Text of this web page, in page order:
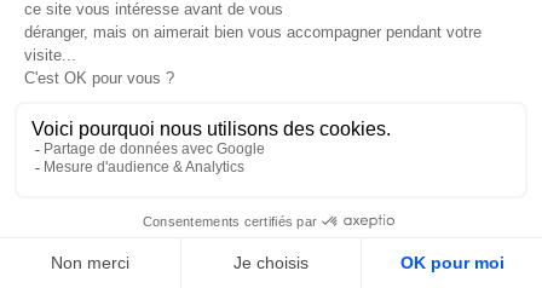
simulation dans les
formations médicales?
dans les formations médicales incluent la
possibilité pour les apprenants de
cliniques en temps réel, ce qui facilite la
FR